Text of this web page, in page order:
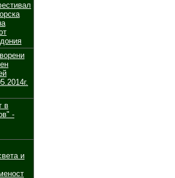
в
-
и